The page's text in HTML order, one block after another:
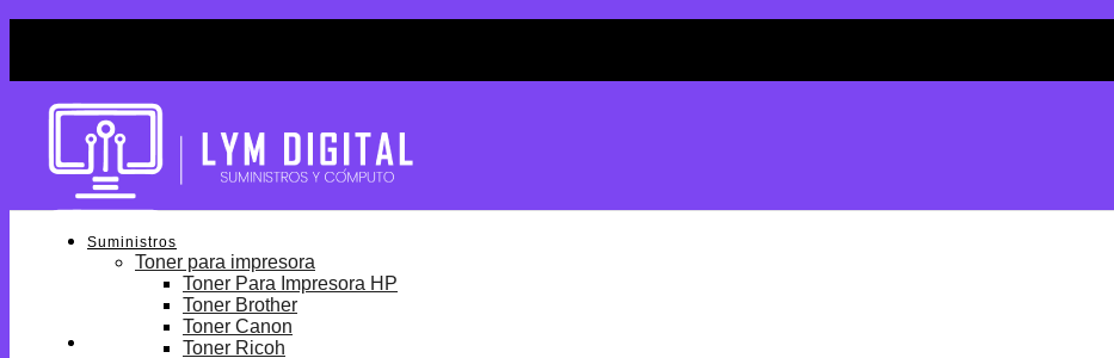
Suministros
Toner para impresora
Toner Para Impresora HP
Toner Brother
Toner Canon
Toner Ricoh